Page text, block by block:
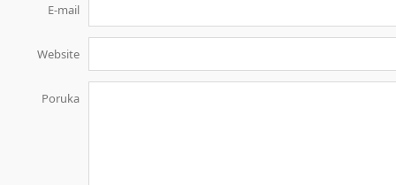
E-mail
Website
Poruka